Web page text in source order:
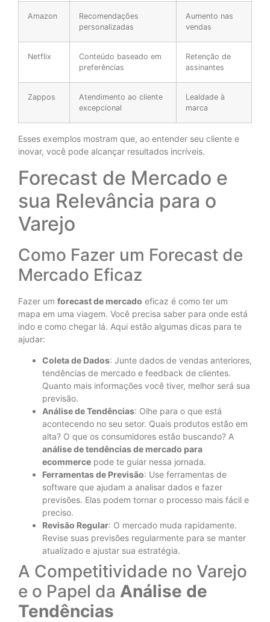
Amazon
Recomendações
personalizadas
Aumento nas
vendas
Netflix
Conteúdo baseado em
preferências
Retenção de
assinantes
Zappos
Atendimento ao cliente
excepcional
Lealdade à
marca
Esses exemplos mostram que, ao entender seu cliente e
inovar, você pode alcançar resultados incríveis.
Forecast de Mercado e
sua Relevância para o
Varejo
Como Fazer um Forecast de
Mercado Eficaz
Fazer um forecast de mercado eficaz é como ter um
mapa em uma viagem. Você precisa saber para onde está
indo e como chegar lá. Aqui estão algumas dicas para te
ajudar:
Coleta de Dados: Junte dados de vendas anteriores,
tendências de mercado e feedback de clientes.
Quanto mais informações você tiver, melhor será sua
previsão.
Análise de Tendências: Olhe para o que está
acontecendo no seu setor. Quais produtos estão em
alta? O que os consumidores estão buscando? A
análise de tendências de mercado para
ecommerce pode te guiar nessa jornada.
Ferramentas de Previsão: Use ferramentas de
software que ajudam a analisar dados e fazer
previsões. Elas podem tornar o processo mais fácil e
preciso.
Revisão Regular: O mercado muda rapidamente.
Revise suas previsões regularmente para se manter
atualizado e ajustar sua estratégia.
A Competitividade no Varejo
e o Papel da Análise de
Tendências